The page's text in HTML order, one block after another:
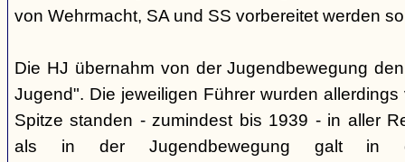
von Wehrmacht, SA und SS vorbereitet werden
Die HJ übernahm von der Jugendbewegung
Jugend". Die jeweiligen Führer wurden
Spitze standen - zumindest bis 1939 - in aller
als in der Jugendbewegung galt in